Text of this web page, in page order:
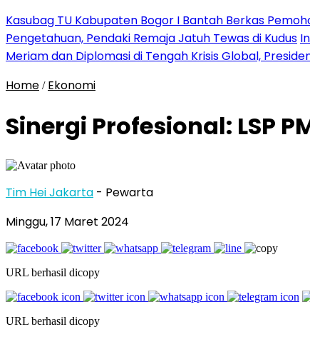
Kasubag TU Kabupaten Bogor I Bantah Berkas
Pengetahuan, Pendaki Remaja Jatuh Tewas di Kudus
Meriam dan Diplomasi di Tengah Krisis Global,
Home / Ekonomi
Sinergi Profesional: LSP
Tim Hei Jakarta - Pewarta
Minggu, 17 Maret 2024
URL berhasil dicopy
URL berhasil dicopy